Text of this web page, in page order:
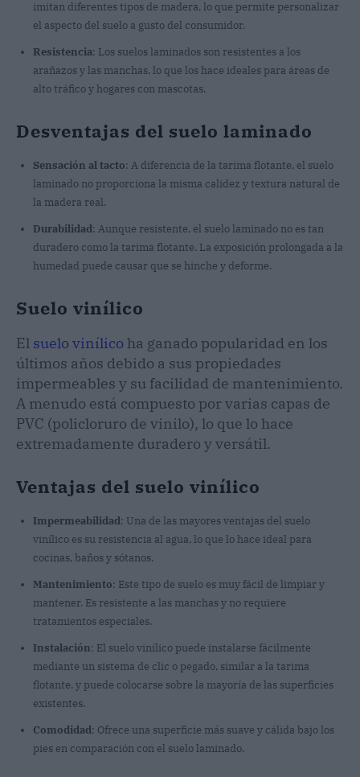
imitan diferentes tipos de madera, lo que permite personalizar
el aspecto del suelo a gusto del consumidor.
Resistencia: Los suelos laminados son resistentes a los
arañazos y las manchas, lo que los hace ideales para áreas de
alto tráfico y hogares con mascotas.
Desventajas del suelo laminado
Sensación al tacto: A diferencia de la tarima flotante, el suelo
laminado no proporciona la misma calidez y textura natural de
la madera real.
Durabilidad: Aunque resistente, el suelo laminado no es tan
duradero como la tarima flotante. La exposición prolongada a la
humedad puede causar que se hinche y deforme.
Suelo vinílico
El suelo vinílico ha ganado popularidad en los
últimos años debido a sus propiedades
impermeables y su facilidad de mantenimiento.
A menudo está compuesto por varias capas de
PVC (policloruro de vinilo), lo que lo hace
extremadamente duradero y versátil.
Ventajas del suelo vinílico
Impermeabilidad: Una de las mayores ventajas del suelo
vinílico es su resistencia al agua, lo que lo hace ideal para
cocinas, baños y sótanos.
Mantenimiento: Este tipo de suelo es muy fácil de limpiar y
mantener. Es resistente a las manchas y no requiere
tratamientos especiales.
Instalación: El suelo vinílico puede instalarse fácilmente
mediante un sistema de clic o pegado, similar a la tarima
flotante, y puede colocarse sobre la mayoría de las superficies
existentes.
Comodidad: Ofrece una superficie más suave y cálida bajo los
pies en comparación con el suelo laminado.